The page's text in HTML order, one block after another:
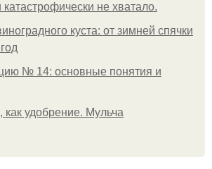
не хватало.
куста: от зимней спячки
№ 14: основные понятия и
как удобрение. Мульча